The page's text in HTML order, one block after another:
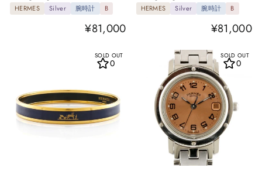
HERMES Silver 腕時計 B
¥81,000
HERMES Silver 腕時計 B
¥81,000
SOLD OUT
0
SOLD OUT
0